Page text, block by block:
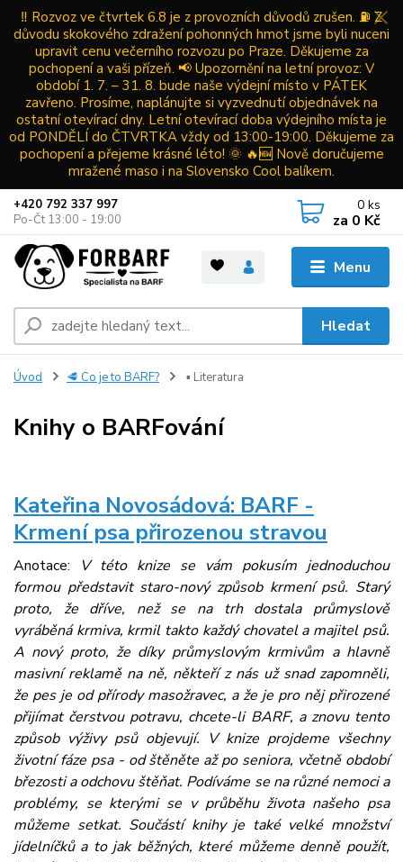
‼️ Rozvoz ve čtvrtek 6.8 je z provozních důvodů zrušen. ⛽ Z
důvodu skokového zdražení pohonných hmot jsme byli nuceni
upravit cenu večerního rozvozu po Praze. Děkujeme za
pochopení a vaši přízeň. 📢 Upozornění na letní provoz: V
období 1. 7. – 31. 8. bude naše výdejní místo v PÁTEK
zavřeno. Prosíme, naplánujte si vyzvednutí objednávek na
ostatní otevírací dny. Letní otevírací doba výdejního místa je
od PONDĚLÍ do ČTVRTKA vždy od 13:00-19:00. Děkujeme za
pochopení a přejeme krásné léto! 🌞 🔥🆕 Nově doručujeme
mražené maso i na Slovensko Cool balíkem.
Menu
Hledat
+420 792 337 997
Po-Čt 13:00 - 19:00
0 ks
za 0 Kč
Úvod 🥩 Co je to BARF? ▪ Literatura
Knihy o BARFování
Kateřina Novosádová: BARF -
Krmení psa přirozenou stravou
Anotace:
V této knize se vám pokusím jednoduchou
formou představit staro-nový způsob krmení psů. Starý
proto, že dříve, než se na trh dostala průmyslově
vyráběná krmiva, krmil takto každý chovatel a majitel psů.
A nový proto, že díky průmyslovým krmivům a hlavně
masivní reklamě na ně, někteří z nás už snad zapomněli,
že pes je od přírody masožravec, a že je pro něj přirozené
přijímat čerstvou potravu, chcete-li BARF, a znovu tento
způsob výživy psů objevují. V knize projdeme všechny
životní fáze psa - od štěněte až po seniora, včetně období
březosti a odchovu štěňat. Podíváme se na různé nemoci a
problémy, se kterými se v průběhu života našeho psa
můžeme setkat. Součástí knihy je také velké množství
jídelníčků a to jak běžných, které můžeme denně použít,